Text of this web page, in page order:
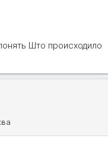
Што происходило